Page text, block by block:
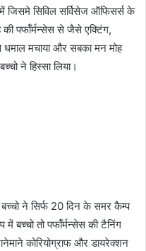
में जिसमे सिविल सर्विसेज ऑफिसर्स के
पर्फॉर्मन्सेस से जैसे एक्टिंग,
धमाल मचाया और सबका मन मोह
ने हिस्सा लिया।
ने सिर्फ 20 दिन के समर कैम्प
बच्चो तो पर्फॉर्मन्सेस की टैनिंग
कोरियोग्राफ और डायरेक्शन